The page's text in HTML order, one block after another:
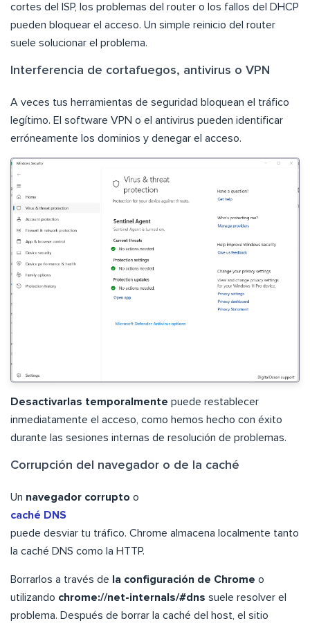
cortes del ISP, los problemas del router o los fallos del DHCP
pueden bloquear el acceso. Un simple reinicio del router
suele solucionar el problema.
Interferencia de cortafuegos, antivirus o VPN
A veces tus herramientas de seguridad bloquean el tráfico
legítimo. El software VPN o el antivirus pueden identificar
erróneamente los dominios y denegar el acceso.
Desactivarlas temporalmente puede restablecer
inmediatamente el acceso, como hemos hecho con éxito
durante las sesiones internas de resolución de problemas.
Corrupción del navegador o de la caché
Un navegador corrupto o
caché DNS
puede desviar tu tráfico. Chrome almacena localmente tanto
la caché DNS como la HTTP.
Borrarlos a través de la configuración de Chrome o
utilizando chrome://net-internals/#dns suele resolver el
problema. Después de borrar la caché del host, el sitio